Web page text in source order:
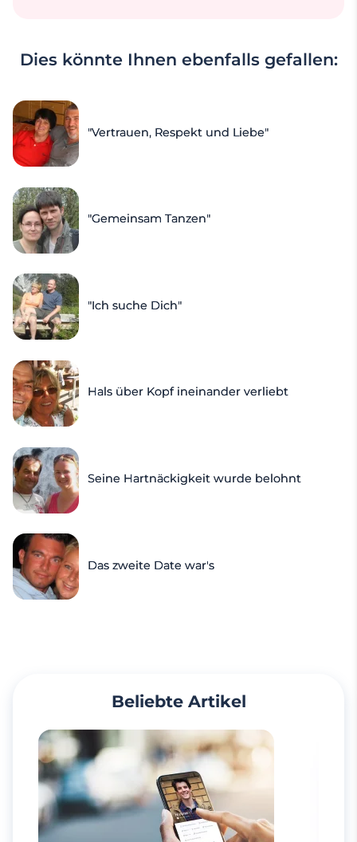
Dies könnte Ihnen ebenfalls gefallen:
"Vertrauen, Respekt und Liebe"
"Gemeinsam Tanzen"
"Ich suche Dich"
Hals über Kopf ineinander verliebt
Seine Hartnäckigkeit wurde belohnt
Das zweite Date war's
Beliebte Artikel